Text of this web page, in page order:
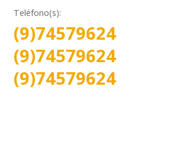
Teléfono(s):
(9)74579624
(9)74579624
(9)74579624